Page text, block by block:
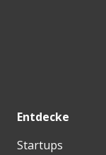
Entdecke
Startups